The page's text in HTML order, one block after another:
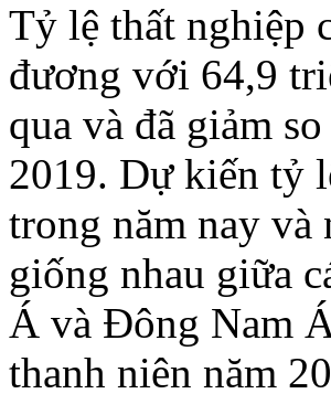
Tỷ lệ thất nghiệp
đương với 64,9
qua và đã giảm
2019. Dự kiến ​​tỷ
trong năm nay và
giống nhau giữa
Á và Đông Nam
thanh niên năm